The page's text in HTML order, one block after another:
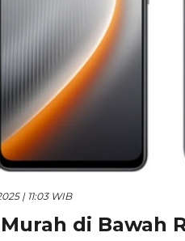
| 11:03 WIB
di Bawah